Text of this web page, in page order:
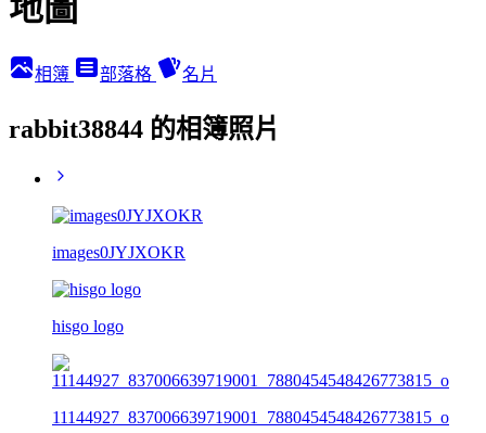
地圖
相簿 部落格 名片
rabbit38844 的相簿照片
images0JYJXOKR
hisgo logo
11144927_837006639719001_7880454548426773815_o